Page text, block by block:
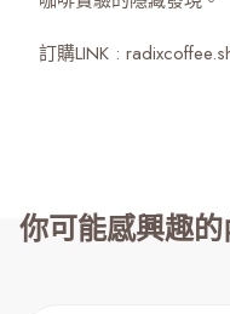
訂購LINK :
你可能感興趣